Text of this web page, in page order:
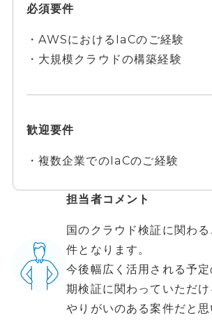
必須要件
・AWSにおけるIaCのご経験
・大規模クラウドの構築経験
歓迎要件
・複数企業でのIaCのご経験
担当者コメント
国のクラウド検証に関わ
件となります。
今後幅広く活用される予
期検証に関わっていただ
やりがいのある案件だと思